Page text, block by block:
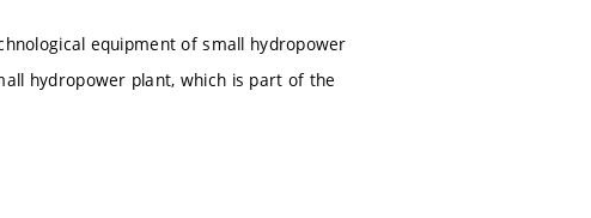
equipment of small hydropower
hydropower plant, which is part of the